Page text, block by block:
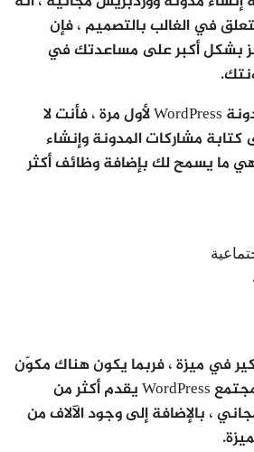
في الغالب بالتصميم ، فإن
بشكل أكبر على مساعدتك في
عندما تقوم بإنشاء مدونة WordPress لأول مرة ، فأنت لا
مشاركات المدونة وإنشاء
ما يسمح لك بإضافة وظائف أكثر
في ميزة ، فربما يكون هناك مكوّن
إضافي لها. وذلك لأن مجتمع WordPress يقدم أكثر من
مجاني ، بالإضافة إلى وجود الآلاف من